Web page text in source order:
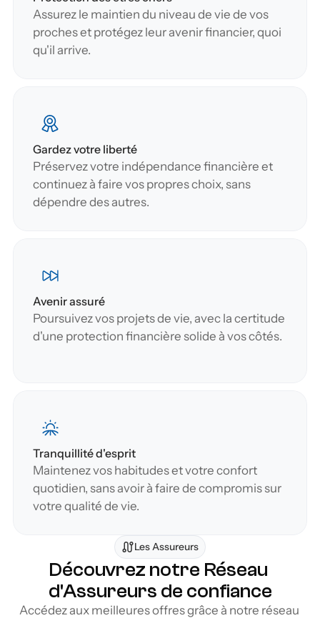
Assurez le maintien du niveau de vie de vos
proches et protégez leur avenir financier, quoi
qu'il arrive.
Gardez votre liberté
Préservez votre indépendance financière et
continuez à faire vos propres choix, sans
dépendre des autres.
Avenir assuré
Poursuivez vos projets de vie, avec la certitude
d'une protection financière solide à vos côtés.
Tranquillité d'esprit
Maintenez vos habitudes et votre confort
quotidien, sans avoir à faire de compromis sur
votre qualité de vie.
Les Assureurs
Découvrez notre Réseau
d'Assureurs de confiance
Accédez aux meilleures offres grâce à notre réseau